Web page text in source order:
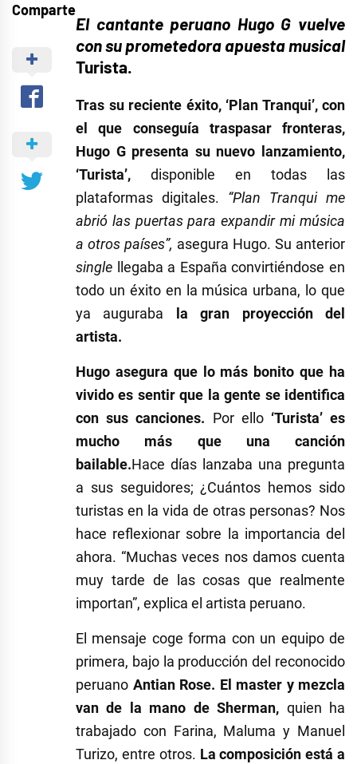
Comparte
El cantante peruano Hugo G vuelve
con su prometedora apuesta musical
Turista.
Tras su reciente éxito, ‘Plan Tranqui’, con
el que conseguía traspasar fronteras,
Hugo G presenta su nuevo lanzamiento,
‘Turista’, disponible en todas las
plataformas digitales. “Plan Tranqui me
abrió las puertas para expandir mi música
a otros países”, asegura Hugo. Su anterior
single llegaba a España convirtiéndose en
todo un éxito en la música urbana, lo que
ya auguraba
la gran proyección del
artista.
Hugo asegura que lo más bonito que ha
vivido es sentir que la gente se identifica
con sus canciones. Por ello ‘Turista’ es
mucho más que una canción
bailable.Hace días lanzaba una pregunta
a sus seguidores; ¿Cuántos hemos sido
turistas en la vida de otras personas? Nos
hace reflexionar sobre la importancia del
ahora. “Muchas veces nos damos cuenta
muy tarde de las cosas que realmente
importan”, explica el artista peruano.
El mensaje coge forma con un equipo de
primera, bajo la producción del reconocido
peruano Antian Rose. El master y mezcla
van de la mano de Sherman, quien ha
trabajado con Farina, Maluma y Manuel
Turizo, entre otros. La composición está a